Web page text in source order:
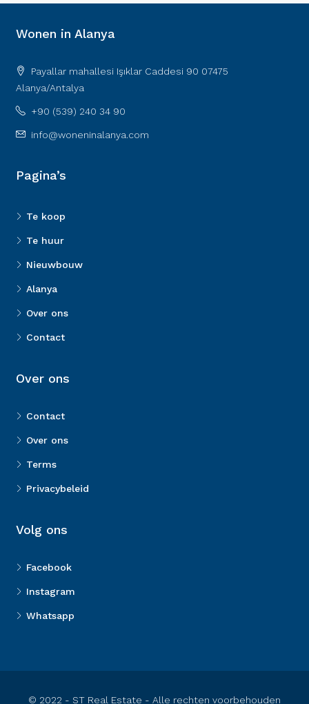
Wonen in Alanya
Payallar mahallesi Işıklar Caddesi 90 07475
Alanya/Antalya
+90 (539) 240 34 90
info@woneninalanya.com
Pagina’s
Te koop
Te huur
Nieuwbouw
Alanya
Over ons
Contact
Over ons
Contact
Over ons
Terms
Privacybeleid
Volg ons
Facebook
Instagram
Whatsapp
© 2022 - ST Real Estate - Alle rechten voorbehouden